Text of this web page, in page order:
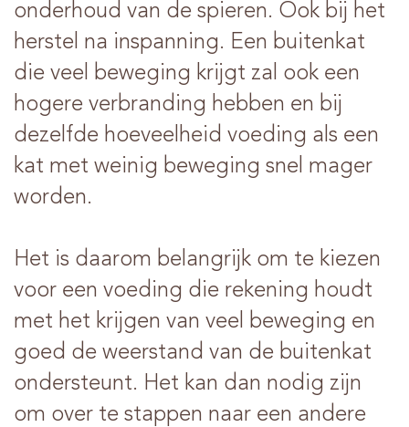
onderhoud van de spieren. Ook bij het
herstel na inspanning. Een buitenkat
die veel beweging krijgt zal ook een
hogere verbranding hebben en bij
dezelfde hoeveelheid voeding als een
kat met weinig beweging snel mager
worden.
Het is daarom belangrijk om te kiezen
voor een voeding die rekening houdt
met het krijgen van veel beweging en
goed de weerstand van de buitenkat
ondersteunt. Het kan dan nodig zijn
om over te stappen naar een andere